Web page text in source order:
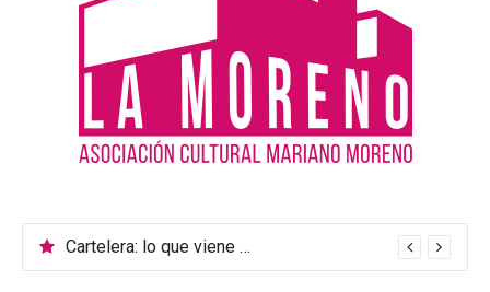
Cartelera: lo que viene en el teatro de La Moreno